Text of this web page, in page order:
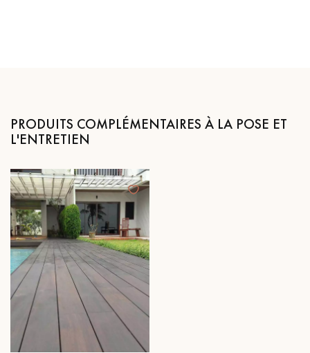
PRODUITS COMPLÉMENTAIRES À LA POSE ET
L'ENTRETIEN